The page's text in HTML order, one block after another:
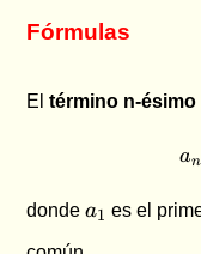
Fórmulas
Eltérmino n-ésimo
an
dondea_1
a1 es el